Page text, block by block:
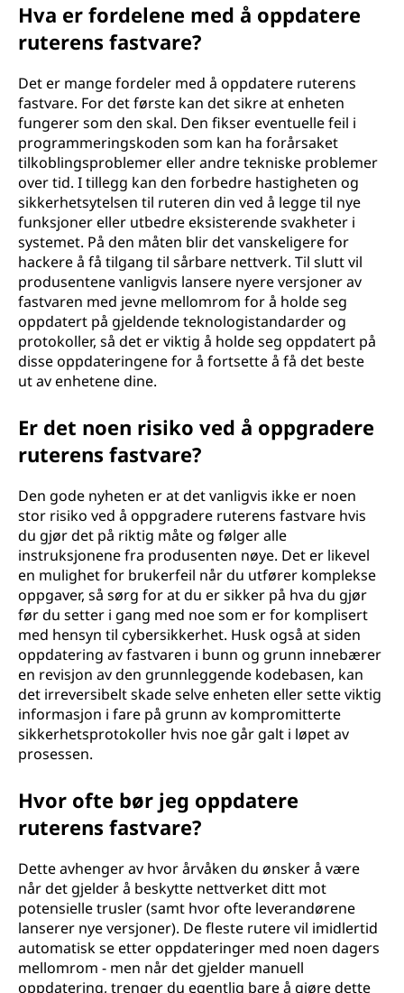
Hva er fordelene med å oppdatere
ruterens fastvare?
Det er mange fordeler med å oppdatere ruterens
fastvare. For det første kan det sikre at enheten
fungerer som den skal. Den fikser eventuelle feil i
programmeringskoden som kan ha forårsaket
tilkoblingsproblemer eller andre tekniske problemer
over tid. I tillegg kan den forbedre hastigheten og
sikkerhetsytelsen til ruteren din ved å legge til nye
funksjoner eller utbedre eksisterende svakheter i
systemet. På den måten blir det vanskeligere for
hackere å få tilgang til sårbare nettverk. Til slutt vil
produsentene vanligvis lansere nyere versjoner av
fastvaren med jevne mellomrom for å holde seg
oppdatert på gjeldende teknologistandarder og
protokoller, så det er viktig å holde seg oppdatert på
disse oppdateringene for å fortsette å få det beste
ut av enhetene dine.
Er det noen risiko ved å oppgradere
ruterens fastvare?
Den gode nyheten er at det vanligvis ikke er noen
stor risiko ved å oppgradere ruterens fastvare hvis
du gjør det på riktig måte og følger alle
instruksjonene fra produsenten nøye. Det er likevel
en mulighet for brukerfeil når du utfører komplekse
oppgaver, så sørg for at du er sikker på hva du gjør
før du setter i gang med noe som er for komplisert
med hensyn til cybersikkerhet. Husk også at siden
oppdatering av fastvaren i bunn og grunn innebærer
en revisjon av den grunnleggende kodebasen, kan
det irreversibelt skade selve enheten eller sette viktig
informasjon i fare på grunn av kompromitterte
sikkerhetsprotokoller hvis noe går galt i løpet av
prosessen.
Hvor ofte bør jeg oppdatere
ruterens fastvare?
Dette avhenger av hvor årvåken du ønsker å være
når det gjelder å beskytte nettverket ditt mot
potensielle trusler (samt hvor ofte leverandørene
lanserer nye versjoner). De fleste rutere vil imidlertid
automatisk se etter oppdateringer med noen dagers
mellomrom - men når det gjelder manuell
oppdatering, trenger du egentlig bare å gjøre dette